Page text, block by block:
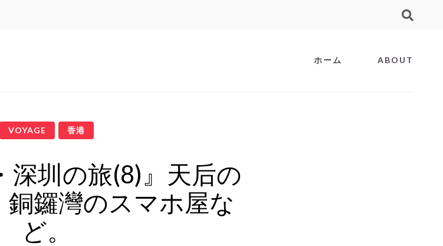
ホーム ABOUT
VOYAGE 香港
深圳の旅(8)』天后の
銅鑼灣のスマホ屋な
ど。